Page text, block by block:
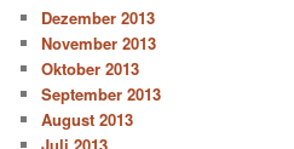
Dezember 2013
November 2013
Oktober 2013
September 2013
August 2013